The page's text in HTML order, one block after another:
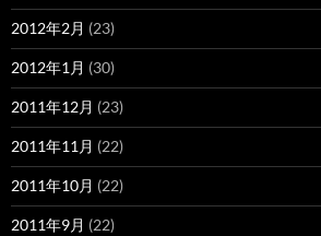
2012年2月 (23)
2012年1月 (30)
2011年12月 (23)
2011年11月 (22)
2011年10月 (22)
2011年9月 (22)